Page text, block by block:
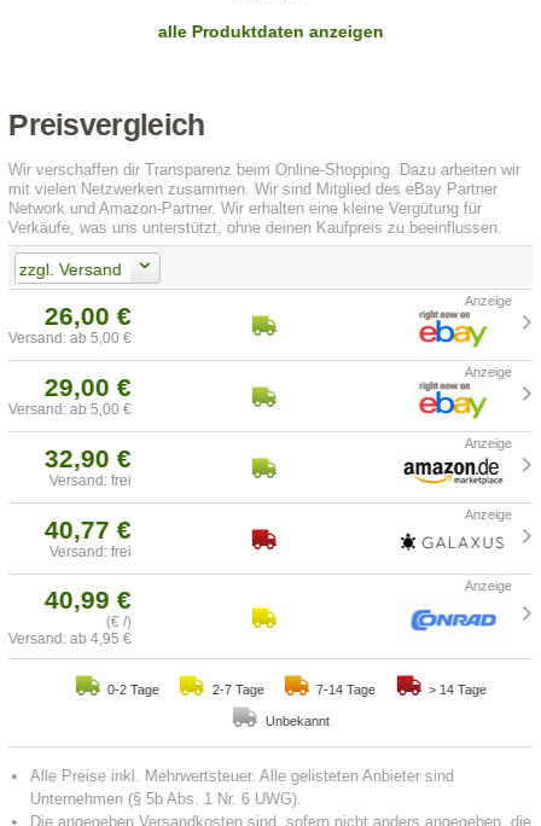
alle Produktdaten anzeigen
Preisvergleich
Wir verschaffen dir Transparenz beim Online-Shopping. Dazu arbeiten wir
mit vielen Netzwerken zusammen. Wir sind Mitglied des eBay Partner
Network und Amazon-Partner. Wir erhalten eine kleine Vergütung für
Verkäufe, was uns unterstützt, ohne deinen Kaufpreis zu beeinflussen.
zzgl. Versand
26,00 €
Versand: ab 5,00 €
29,00 €
Versand: ab 5,00 €
32,90 €
Versand: frei
40,77 €
Versand: frei
40,99 €
(€ /)
Versand: ab 4,95 €
0-2 Tage 2-7 Tage 7-14 Tage > 14 Tage
Unbekannt